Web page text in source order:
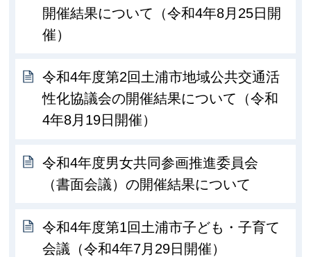
開催結果について（令和4年8月25日開
催）
令和4年度第2回土浦市地域公共交通活
性化協議会の開催結果について（令和
4年8月19日開催）
令和4年度男女共同参画推進委員会
（書面会議）の開催結果について
令和4年度第1回土浦市子ども・子育て
会議（令和4年7月29日開催）